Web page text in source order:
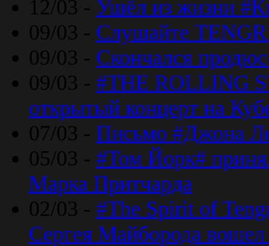
12/03 - Ушёл из жизни
09/03 - Слушайте
09/03 - Скончался
09/03 - #THE ROLLING
открытый концерт на
07/03 - Письмо #Джона
05/03 - #Том Йорк#
Марка Притчарда
02/03 - #The Spirit of
Сергея Майборода